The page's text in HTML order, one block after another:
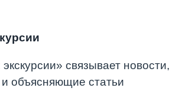
связывает новости,
и объясняющие статьи